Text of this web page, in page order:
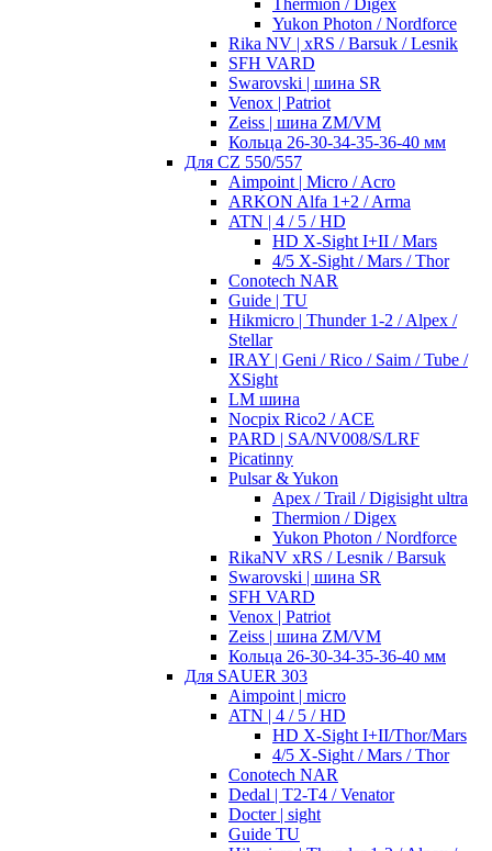
Thermion / Digex
Yukon Photon / Nordforce
Rika NV | xRS / Barsuk / Lesnik
SFH VARD
Swarovski | шина SR
Venox | Patriot
Zeiss | шина ZM/VM
Кольца 26-30-34-35-36-40 мм
Для CZ 550/557
Aimpoint | Micro / Acro
ARKON Alfa 1+2 / Arma
ATN | 4 / 5 / HD
HD X-Sight I+II / Mars
4/5 X-Sight / Mars / Thor
Conotech NAR
Guide | TU
Hikmicro | Thunder 1-2 / Alpex /
Stellar
IRAY | Geni / Rico / Saim / Tube /
XSight
LM шина
Nocpix Rico2 / ACE
PARD | SA/NV008/S/LRF
Picatinny
Pulsar & Yukon
Apex / Trail / Digisight ultra
Thermion / Digex
Yukon Photon / Nordforce
RikaNV xRS / Lesnik / Barsuk
Swarovski | шина SR
SFH VARD
Venox | Patriot
Zeiss | шина ZM/VM
Кольца 26-30-34-35-36-40 мм
Для SAUER 303
Aimpoint | micro
ATN | 4 / 5 / HD
HD X-Sight I+II/Thor/Mars
4/5 X-Sight / Mars / Thor
Conotech NAR
Dedal | T2-T4 / Venator
Docter | sight
Guide TU